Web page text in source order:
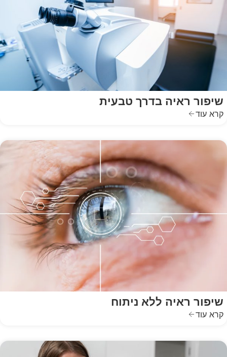
שיפור ראיה בדרך טבעית
קרא עוד
שיפור ראיה ללא ניתוח
קרא עוד